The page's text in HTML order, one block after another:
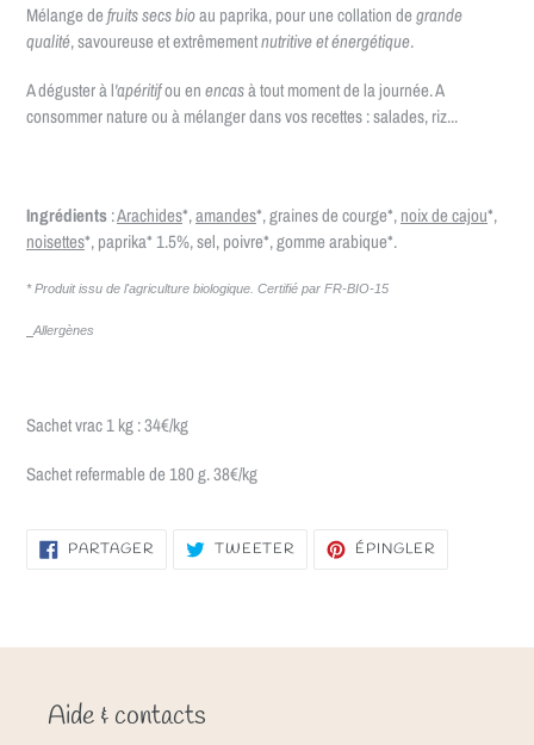
Mélange defruits secs bioau paprika, pour une collation degrande
qualité, savoureuse et extrêmementnutritive et énergétique.
A déguster à l'apéritifou enencasà tout moment de la journée. A
consommer nature ou à mélanger dans vos recettes : salades, riz...
Ingrédients:Arachides*,amandes*, graines de courge*,noix de cajou*,
noisettes*, paprika* 1.5%, sel, poivre*, gomme arabique*.
* Produit issu de l'agriculture biologique. Certifié par FR-BIO-15
Allergènes
Sachet vrac 1 kg : 34€/kg
Sachet refermable de 180 g. 38€/kg
PARTAGERPARTAGER
SUR
TWEETER TWEETERÉPINGLER
Aide & contacts